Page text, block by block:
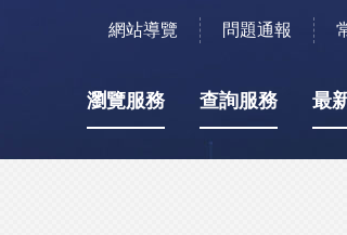
網站導覽 問題通報
瀏覽服務 查詢服務 最